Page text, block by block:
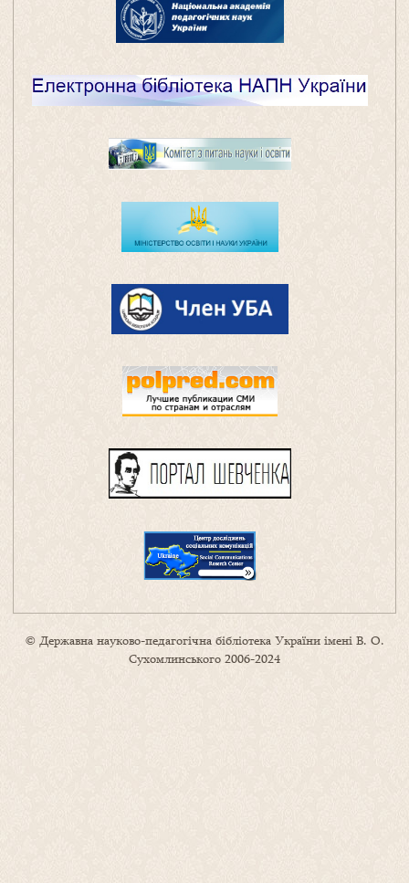
© Державна науково-педагогічна бібліотека України імені В. О.
Сухомлинського 2006-2024